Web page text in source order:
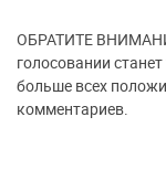
ОБРАТИТЕ
голосовании
больше всех
комментариев.